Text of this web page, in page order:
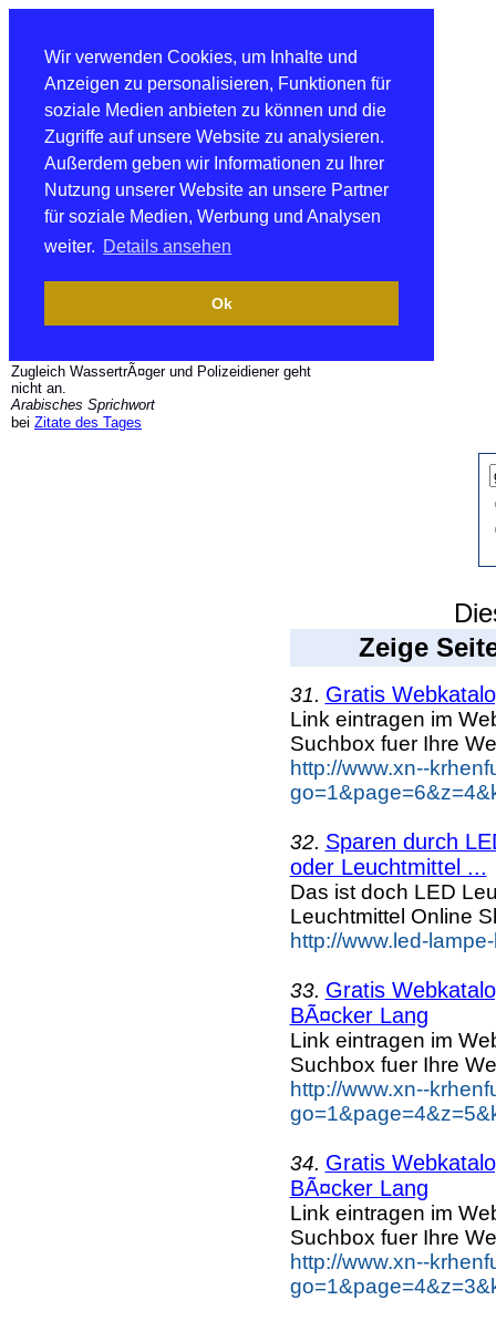
Wir verwenden Cookies, um Inhalte und
Anzeigen zu personalisieren, Funktionen für
soziale Medien anbieten zu können und die
Zugriffe auf unsere Website zu analysieren.
Außerdem geben wir Informationen zu Ihrer
Nutzung unserer Website an unsere Partner
für soziale Medien, Werbung und Analysen
weiter. Details ansehen
Ok
Zugleich WassertrÃ¤ger und Polizeidiener geht
nicht an.
Arabisches Sprichwort
bei Zitate des Tages
Zeige
31. Gratis
Link eintragen im
Suchbox fuer Ihre
http://www.xn--
32. Sparen durch
oder Leuchtmittel ...
Das ist doch LED
Leuchtmittel Online
http://www.led-
33. Gratis
BÃ¤cker Lang
Link eintragen im
Suchbox fuer Ihre
http://www.xn--
34. Gratis
BÃ¤cker Lang
Link eintragen im
Suchbox fuer Ihre
http://www.xn--